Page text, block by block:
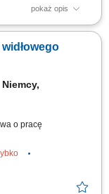
pokaż opis
towarów oraz palet
i wydań, w tym
Kompletowanie
do wysyłki;
Niemcy,
o pracę